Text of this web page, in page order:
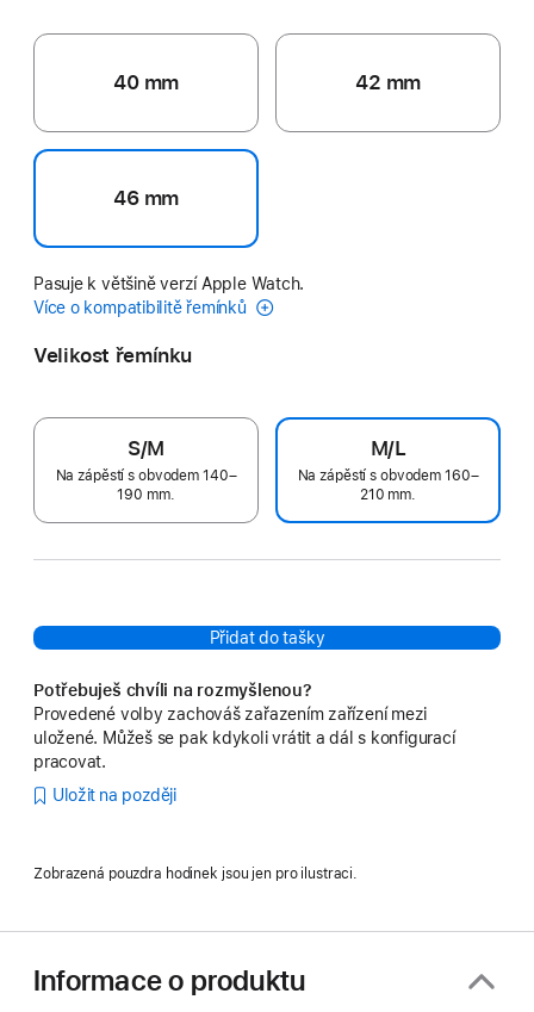
40 mm 42 mm
46 mm
Pasuje k většině verzí Apple Watch.
Více o kompatibilitě řemínků
Velikost řemínku
S/M
Na zápěstí s obvodem 140–
190 mm.
M/L
Na zápěstí s obvodem 160–
210 mm.
Přidat do tašky
Potřebuješ chvíli na rozmyšlenou?
Provedené volby zachováš zařazením zařízení mezi
uložené. Můžeš se pak kdykoli vrátit a dál s konfigurací
pracovat.
Uložit na později
Zobrazená pouzdra hodinek jsou jen pro ilustraci.
Informace o produktu